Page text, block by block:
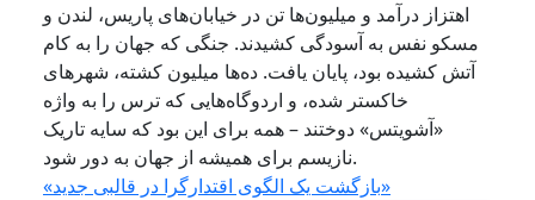
اهتزاز درآمد و میلیون‌ها تن در خیابان‌های پاریس، لندن و
مسکو نفس به آسودگی کشیدند. جنگی که جهان را به کام
آتش کشیده بود، پایان یافت. ده‌ها میلیون کشته، شهرهای
خاکستر شده، و اردوگاه‌هایی که ترس را به واژه
«آشویتس» دوختند – همه برای این بود که سایه تاریک
نازیسم برای همیشه از جهان به دور شود.
«بازگشت یک الگوی اقتدارگرا در قالبی جدید»